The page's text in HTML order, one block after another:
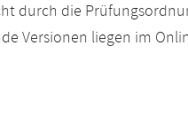
durch die
Versionen liegen im